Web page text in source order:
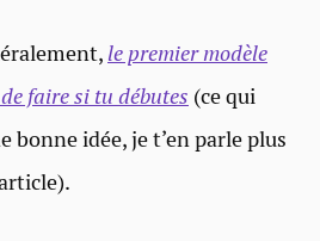
le premier modèle
faire si tu débutes (ce qui
bonne idée, je t’en parle plus